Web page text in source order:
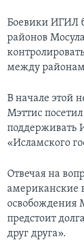
Боевики ИГИЛ
районов
между
В начале этой
Мэттис
поддерживать
«Исламского
Отвечая на
американские
освобождения
предстоит
друг друга».